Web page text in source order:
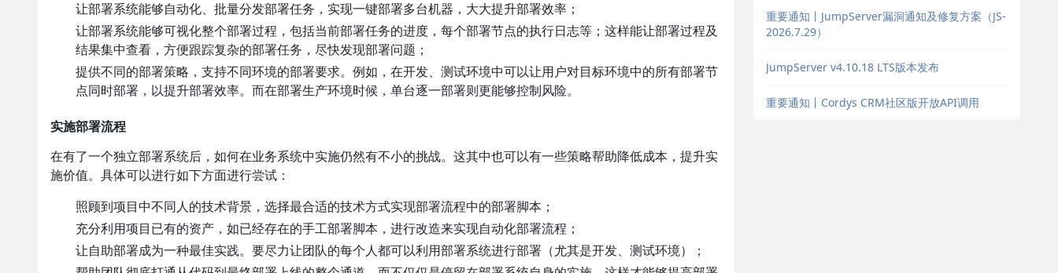
让部署系统能够自动化、批量分发部署任务，实现一键部署多台机器，大大提升部署效率；
让部署系统能够可视化整个部署过程，包括当前部署任务的进度，每个部署节点的执行日志等；这样能让部署过程及
结果集中查看，方便跟踪复杂的部署任务，尽快发现部署问题；
提供不同的部署策略，支持不同环境的部署要求。例如，在开发、测试环境中可以让用户对目标环境中的所有部署节
点同时部署，以提升部署效率。而在部署生产环境时候，单台逐一部署则更能够控制风险。
实施部署流程
在有了一个独立部署系统后，如何在业务系统中实施仍然有不小的挑战。这其中也可以有一些策略帮助降低成本，提升实
施价值。具体可以进行如下方面进行尝试：
照顾到项目中不同人的技术背景，选择最合适的技术方式实现部署流程中的部署脚本；
充分利用项目已有的资产，如已经存在的手工部署脚本，进行改造来实现自动化部署流程；
让自助部署成为一种最佳实践。要尽力让团队的每个人都可以利用部署系统进行部署（尤其是开发、测试环境）；
重要通知丨JumpServer漏洞通知及修复方案（JS-
2026.7.29）
JumpServer v4.10.18 LTS版本发布
重要通知丨Cordys CRM社区版开放API调用